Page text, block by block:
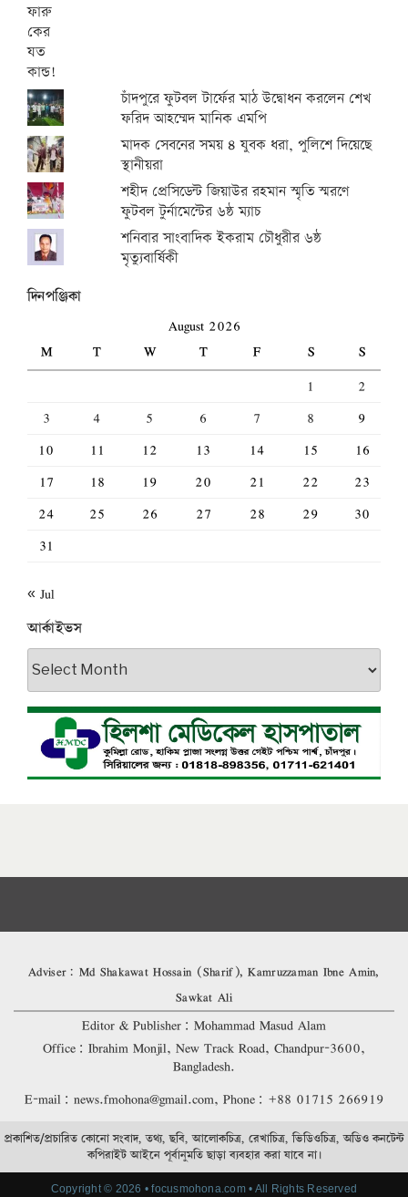
চাঁদপুরে ফুটবল টার্ফের মাঠ উদ্বোধন করলেন শেখ
ফরিদ আহম্মেদ মানিক এমপি
মাদক সেবনের সময় ৪ যুবক ধরা, পুলিশে দিয়েছে
স্থানীয়রা
শহীদ প্রেসিডেন্ট জিয়াউর রহমান স্মৃতি স্মরণে
ফুটবল টুর্নামেন্টের ৬ষ্ঠ ম্যাচ
শনিবার সাংবাদিক ইকরাম চৌধুরীর ৬ষ্ঠ
মৃত্যুবার্ষিকী
দিনপঞ্জিকা
August 2026
M
T W T F S
S
1
2
3
4 5 6 7 8
9
10
11 12 13 14 15
16
17
18 19 20 21 22
23
24
25 26 27 28 29
30
31
« Jul
আর্কাইভস
আর্কাইভস
Adviser: Md Shakawat Hossain (Sharif), Kamruzzaman Ibne Amin,
Sawkat Ali
Editor & Publisher: Mohammad Masud Alam
Office: Ibrahim Monjil, New Track Road, Chandpur-3600,
Bangladesh.
E-mail: news.fmohona@gmail.com, Phone: +88 01715 266919
প্রকাশিত/প্রচারিত কোনো সংবাদ, তথ্য, ছবি, আলোকচিত্র, রেখাচিত্র, ভিডিওচিত্র, অডিও কনটেন্ট
কপিরাইট আইনে পূর্বানুমতি ছাড়া ব্যবহার করা যাবে না।
Copyright © 2026 • focusmohona.com • All Rights Reserved